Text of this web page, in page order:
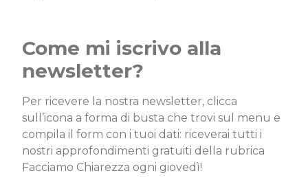
Come mi iscrivo alla
newsletter?
Per ricevere la nostra newsletter, clicca
sull’icona a forma di busta che trovi sul menu e
compila il form con i tuoi dati: riceverai tutti i
nostri approfondimenti gratuiti della rubrica
Facciamo Chiarezza ogni giovedì!